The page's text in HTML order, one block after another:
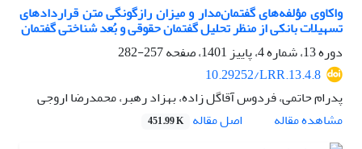
واکاوی مؤلفه‌های گفتمان‌مدار و میزان رازگونگی متن قراردادهای
تسهیلات بانکی از منظر تحلیل گفتمان حقوقی و بُعد شناختی گفتمان
دوره 13، شماره 4، پاییز 1401، صفحه
257-282
10.29252/LRR.13.4.8
پدرام حاتمی، فردوس آقاگل زاده، بهزاد رهبر، محمدرضا اروجی
مشاهده مقاله
اصل مقاله 451.99 K